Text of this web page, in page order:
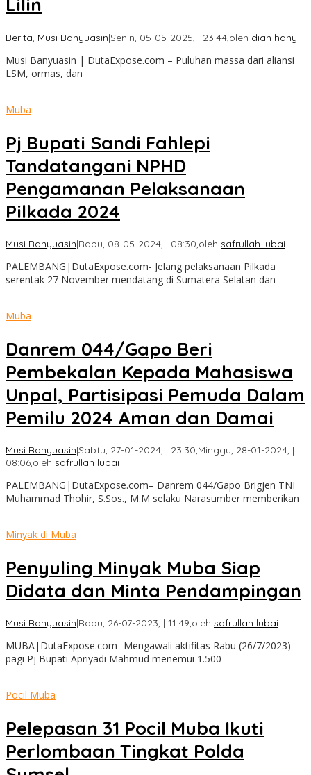
Lilin
Berita, Musi Banyuasin|Senin, 05-05-2025, | 23:44,oleh diah hany
Musi Banyuasin | DutaExpose.com – Puluhan massa dari aliansi
LSM, ormas, dan
Muba
Pj Bupati Sandi Fahlepi
Tandatangani NPHD
Pengamanan Pelaksanaan
Pilkada 2024
Musi Banyuasin|Rabu, 08-05-2024, | 08:30,oleh safrullah lubai
PALEMBANG|DutaExpose.com- Jelang pelaksanaan Pilkada
serentak 27 November mendatang di Sumatera Selatan dan
Muba
Danrem 044/Gapo Beri
Pembekalan Kepada Mahasiswa
Unpal, Partisipasi Pemuda Dalam
Pemilu 2024 Aman dan Damai
Musi Banyuasin|Sabtu, 27-01-2024, | 23:30,Minggu, 28-01-2024, |
08:06,oleh safrullah lubai
PALEMBANG|DutaExpose.com– Danrem 044/Gapo Brigjen TNI
Muhammad Thohir, S.Sos., M.M selaku Narasumber memberikan
Minyak di Muba
Penyuling Minyak Muba Siap
Didata dan Minta Pendampingan
Musi Banyuasin|Rabu, 26-07-2023, | 11:49,oleh safrullah lubai
MUBA|DutaExpose.com- Mengawali aktifitas Rabu (26/7/2023)
pagi Pj Bupati Apriyadi Mahmud menemui 1.500
Pocil Muba
Pelepasan 31 Pocil Muba Ikuti
Perlombaan Tingkat Polda